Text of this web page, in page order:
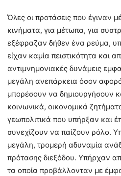
Όλες οι προτάσεις που έγιναν
κινήματα, για μέτωπα, για
εξέφραζαν δήθεν ένα ρεύμα,
είχαν καμία πειστικότητα και
αντιμνημονιακές δυνάμεις
μεγάλη ανεπάρκεια όσον αφορά
μπορέσουν να δημιουργήσουν
κοινωνικά, οικονομικά
γεωπολιτικά που υπήρξαν και
συνεχίζουν να παίζουν ρόλο.
μεγάλη, τρομερή αδυναμία
πρότασης διεξόδου. Υπήρχαν
τα οποία προβάλλονταν με